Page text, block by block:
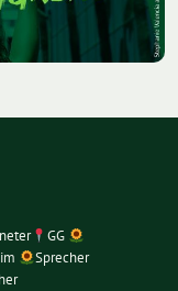
GG
Sprecher